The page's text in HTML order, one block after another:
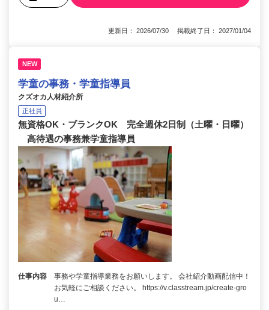
更新日： 2026/07/30 掲載終了日： 2027/01/04
NEW
学童の事務・学童指導員
クズオカ人材紹介所
正社員
無資格OK・ブランクOK 完全週休2日制（土曜・日曜）
高待遇の事務兼学童指導員
仕事内容
事務や学童指導業務をお願いします。 会社紹介動画配信中！
お気軽にご相談ください。 https://v.classtream.jp/create-gro
u…